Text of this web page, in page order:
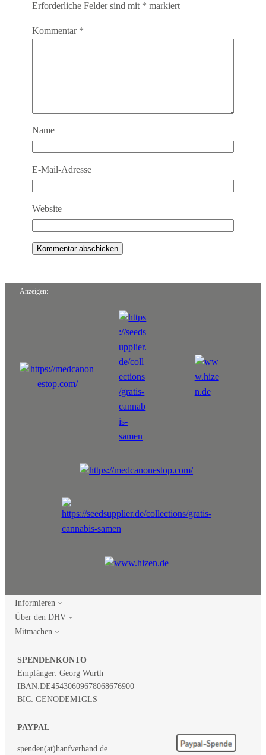
Erforderliche Felder sind mit * markiert
Kommentar *
Name
E-Mail-Adresse
Website
Anzeigen:
Informieren
Über den DHV
Mitmachen
SPENDENKONTO
Empfänger: Georg Wurth
IBAN:DE45430609678068676900
BIC: GENODEM1GLS
PAYPAL
spenden(at)hanfverband.de